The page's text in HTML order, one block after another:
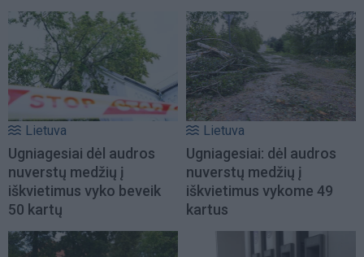
Lietuva
Ugniagesiai dėl audros
nuverstų medžių į
iškvietimus vyko beveik
50 kartų
Lietuva
Ugniagesiai: dėl audros
nuverstų medžių į
iškvietimus vykome 49
kartus